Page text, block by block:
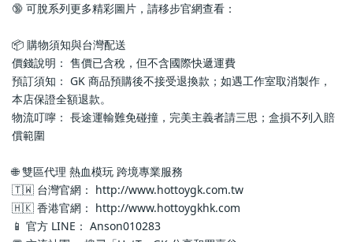
🔞 可脫系列更多精彩圖片，請移步官網查看：
📦 購物須知與台灣配送
價錢說明： 售價已含稅，但不含國際快遞運費
預訂須知： GK 商品預購後不接受退換款；如遇工作室取消製作，
本店保證全額退款。
物流叮嚀： 長途運輸難免碰撞，完美主義者請三思；盒損不列入賠
償範圍
🌐 雙區代理 熱血模玩 跨境專業服務
🇹🇼 台灣官網： http://www.hottoygk.com.tw
🇭🇰 香港官網： http://www.hottoygkhk.com
📱 官方 LINE： Anson010283